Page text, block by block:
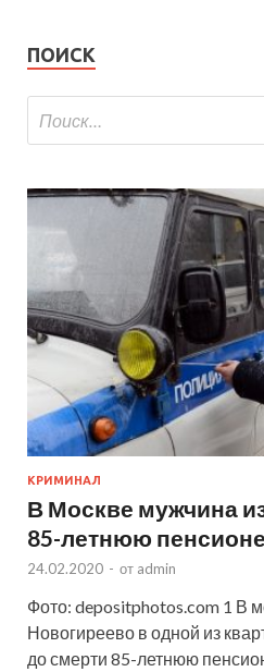
ПОИСК
КРИМИНАЛ
В Москве мужчина
85-летнюю
24.02.2020 - от admin
Фото: depositphotos.com 1 В
Новогиреево в одной из
до смерти 85-летнюю